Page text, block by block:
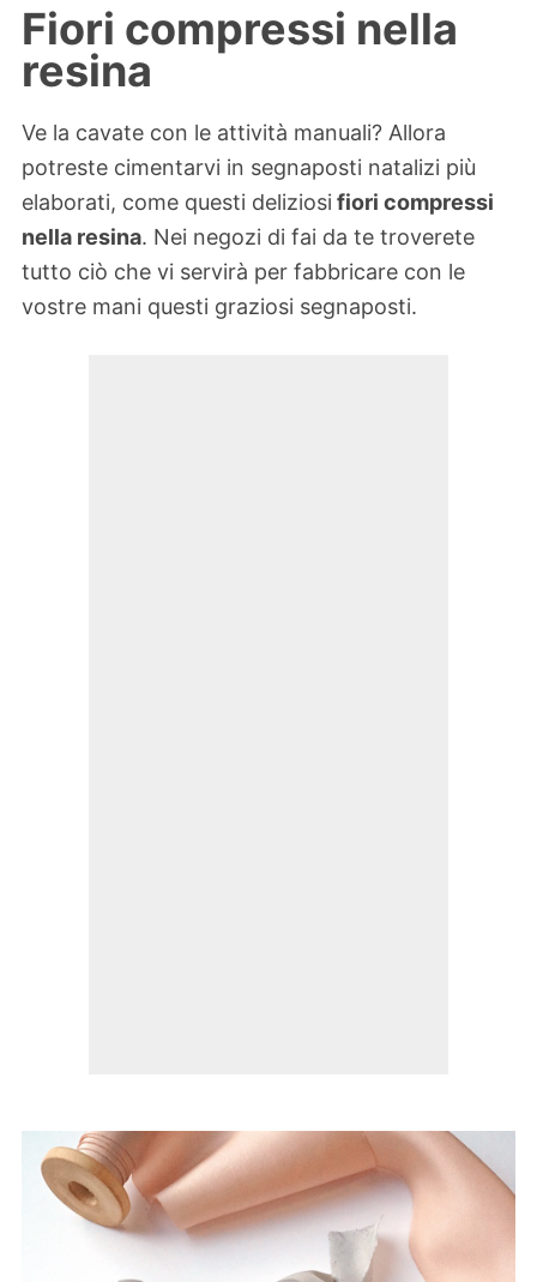
Fiori compressi nella
resina
Ve la cavate con le attività manuali? Allora
potreste cimentarvi in segnaposti natalizi più
elaborati, come questi deliziosi fiori compressi
nella resina. Nei negozi di fai da te troverete
tutto ciò che vi servirà per fabbricare con le
vostre mani questi graziosi segnaposti.